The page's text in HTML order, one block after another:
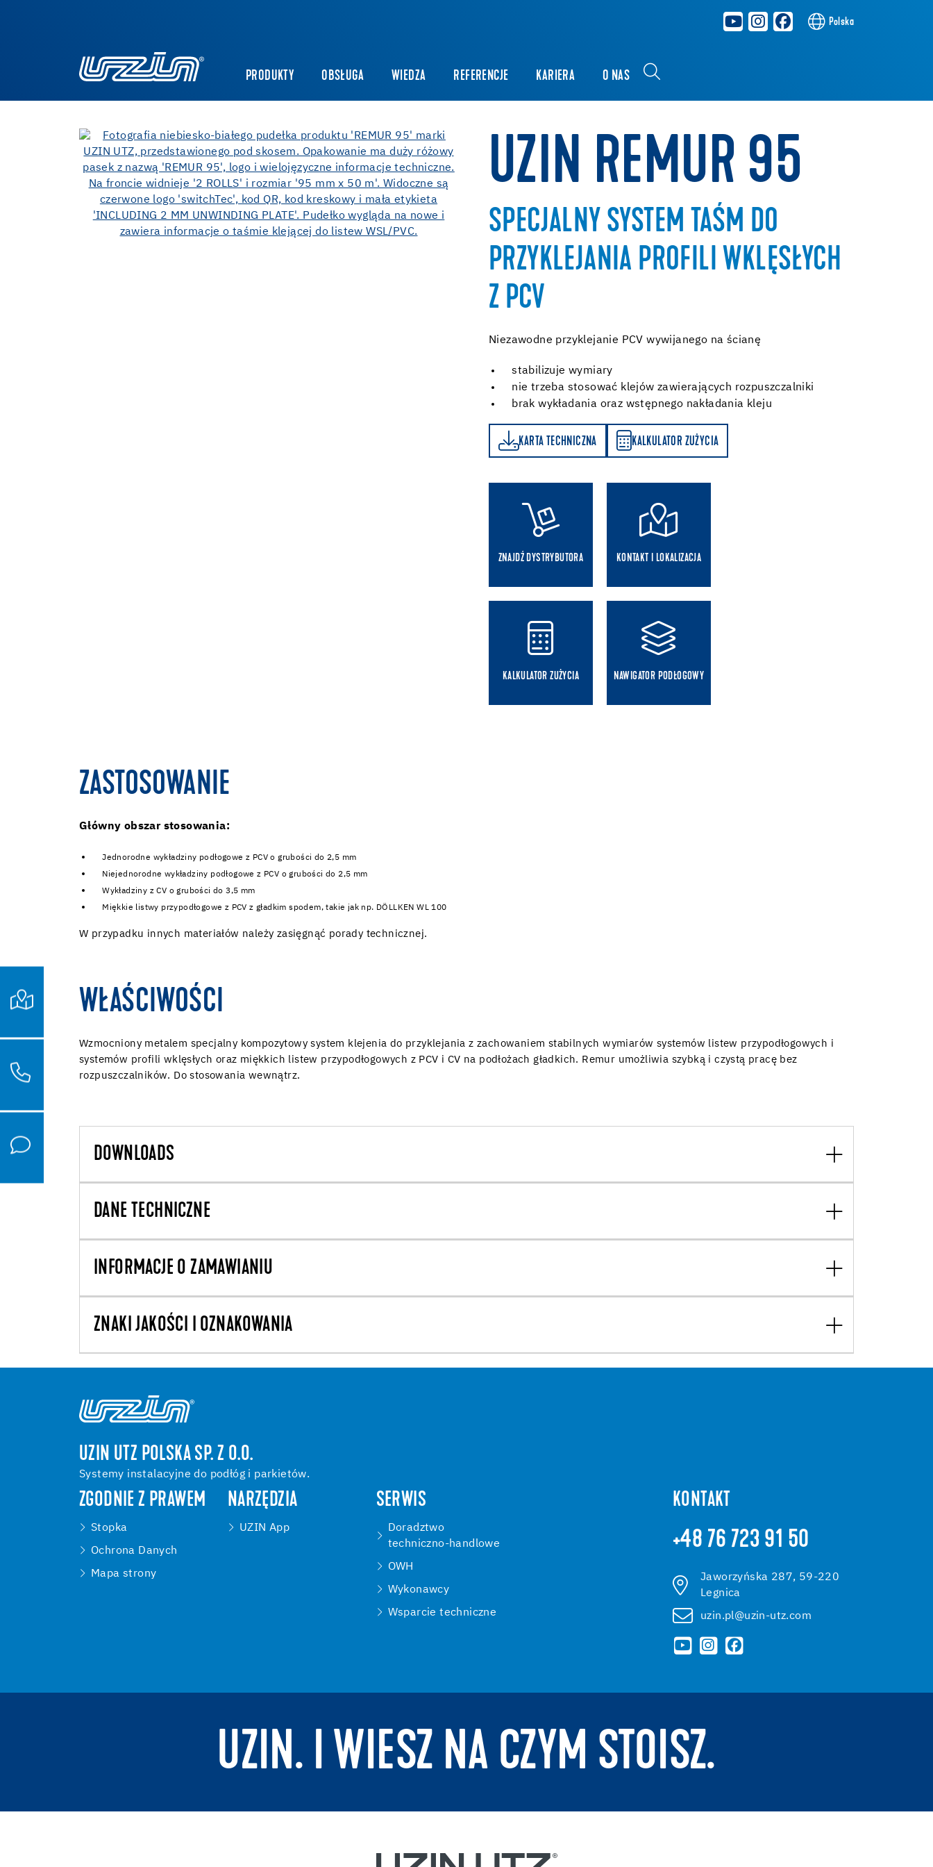
Polska
PRODUKTY OBSŁUGA WIEDZA REFERENCJE KARIERA O NAS
UZIN REMUR 95
SPECJALNY SYSTEM TAŚM DO
PRZYKLEJANIA PROFILI WKLĘSŁYCH
Z PCV
Niezawodne przyklejanie PCV wywijanego na ścianę
stabilizuje wymiary
nie trzeba stosować klejów zawierających rozpuszczalniki
brak wykładania oraz wstępnego nakładania kleju
KARTA TECHNICZNA KALKULATOR ZUŻYCIA
KALKULATOR ZUŻYCIA
ZNAJDŹ DYSTRYBUTORA KONTAKT I LOKALIZACJA
KALKULATOR ZUŻYCIA NAWIGATOR PODŁOGOWY
ZASTOSOWANIE
Główny obszar stosowania:
Jednorodne wykładziny podłogowe z PCV o grubości do 2,5 mm
Niejednorodne wykładziny podłogowe z PCV o grubości do 2,5 mm
Wykładziny z CV o grubości do 3,5 mm
Miękkie listwy przypodłogowe z PCV z gładkim spodem, takie jak np. DÖLLKEN WL 100
W przypadku innych materiałów należy zasięgnąć porady technicznej.
WŁAŚCIWOŚCI
Wzmocniony metalem specjalny kompozytowy system klejenia do przyklejania z zachowaniem stabilnych wymiarów systemów listew przypodłogowych i
systemów profili wklęsłych oraz miękkich listew przypodłogowych z PCV i CV na podłożach gładkich. Remur umożliwia szybką i czystą pracę bez
rozpuszczalników. Do stosowania wewnątrz.
DOWNLOADS
DANE TECHNICZNE
INFORMACJE O ZAMAWIANIU
ZNAKI JAKOŚCI I OZNAKOWANIA
UZIN UTZ POLSKA SP. Z O.O.
Systemy instalacyjne do podłóg i parkietów.
ZGODNIE Z PRAWEM
Stopka
Ochrona Danych
Mapa strony
NARZĘDZIA
UZIN App
SERWIS
Doradztwo
techniczno-handlowe
OWH
Wykonawcy
Wsparcie techniczne
KONTAKT
+48 76 723 91 50
Jaworzyńska 287, 59-220
Legnica
uzin.pl@uzin-utz.com
UZIN. I WIESZ NA CZYM STOISZ.